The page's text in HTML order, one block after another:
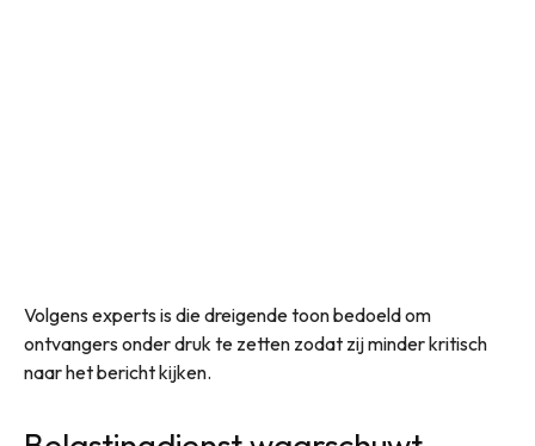
Volgens experts is die dreigende toon bedoeld om
ontvangers onder druk te zetten zodat zij minder kritisch
naar het bericht kijken.